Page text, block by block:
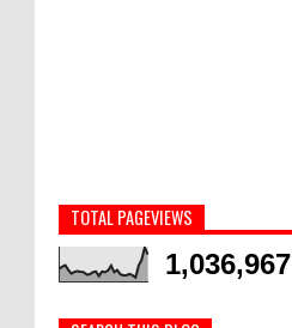
TOTAL PAGEVIEWS
1,036,967